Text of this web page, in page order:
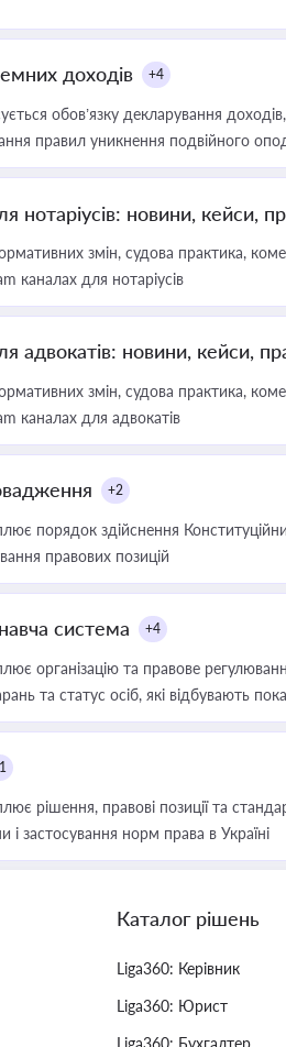
доходів +4
обов’язку декларування
правил уникнення подвійного
нотаріусів: новини, кейси,
змін, судова практика,
каналах для нотаріусів
адвокатів: новини, кейси,
змін, судова практика,
каналах для адвокатів
+2
порядок здійснення
правових позицій
система +4
організацію та правове
та статус осіб, які відбувають
рішення, правові позиції та
застосування норм права в Україні
Каталог рішень
Liga360: Керівник
Liga360: Юрист
Liga360: Бухгалтер